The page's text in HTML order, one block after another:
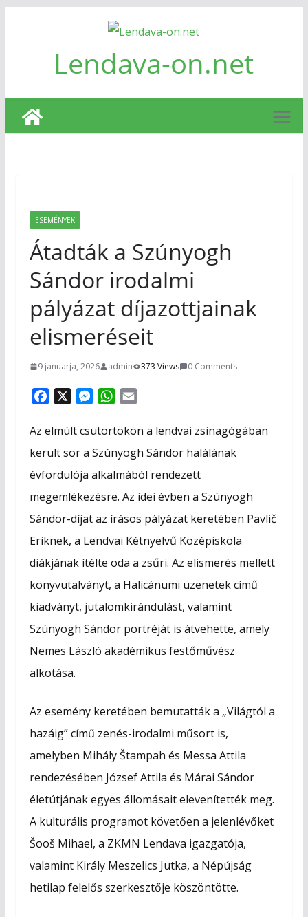
Lendava-on.net
ESEMÉNYEK
Átadták a Szúnyogh
Sándor irodalmi
pályázat díjazottjainak
elismeréseit
9 januarja, 2026 admin 373 Views 0 Comments
c
e
o
o
k
M
s
s
n
g
W
a
s
A
p
p
a
i
Az elmúlt csütörtökön a lendvai zsinagógában
került sor a Szúnyogh Sándor halálának
évfordulója alkalmából rendezett
megemlékezésre. Az idei évben a Szúnyogh
Sándor-díjat az írásos pályázat keretében Pavlič
Eriknek, a Lendvai Kétnyelvű Középiskola
diákjának ítélte oda a zsűri. Az elismerés mellett
könyvutalványt, a Halicánumi üzenetek című
kiadványt, jutalomkirándulást, valamint
Szúnyogh Sándor portréját is átvehette, amely
Nemes László akadémikus festőművész
alkotása.
Az esemény keretében bemutatták a „Világtól a
hazáig” című zenés-irodalmi műsort is,
amelyben Mihály Štampah és Messa Attila
rendezésében József Attila és Márai Sándor
életútjának egyes állomásait elevenítették meg.
A kulturális programot követően a jelenlévőket
Šooš Mihael, a ZKMN Lendava igazgatója,
valamint Király Meszelics Jutka, a Népújság
hetilap felelős szerkesztője köszöntötte.